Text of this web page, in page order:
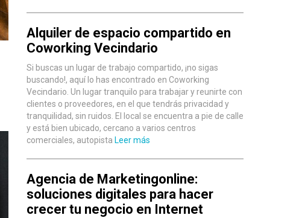
Alquiler de espacio compartido en
Coworking Vecindario
Si buscas un lugar de trabajo compartido, ¡no sigas
buscando!, aquí lo has encontrado en Coworking
Vecindario. Un lugar tranquilo para trabajar y reunirte con
clientes o proveedores, en el que tendrás privacidad y
tranquilidad, sin ruidos. El local se encuentra a pie de calle
y está bien ubicado, cercano a varios centros
comerciales, autopista Leer más
Agencia de Marketingonline:
soluciones digitales para hacer
crecer tu negocio en Internet